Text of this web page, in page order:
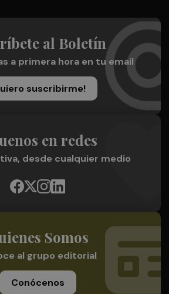
al Boletín
a primera hora en tu email
suscribirme!
en redes
desde cualquier medio
Somos
al grupo editorial
Conócenos